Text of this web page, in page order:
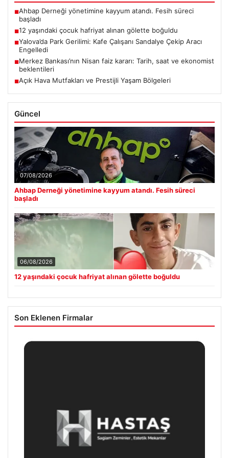
■Ahbap Derneği yönetimine kayyum atandı. Fesih süreci
başladı
■12 yaşındaki çocuk hafriyat alınan gölette boğuldu
■Yalova’da Park Gerilimi: Kafe Çalışanı Sandalye Çekip Aracı
Engelledi
■Merkez Bankası’nın Nisan faiz kararı: Tarih, saat ve ekonomist
beklentileri
■Açık Hava Mutfakları ve Prestijli Yaşam Bölgeleri
Güncel
07/08/2026
Ahbap Derneği yönetimine kayyum atandı. Fesih süreci
başladı
06/08/2026
12 yaşındaki çocuk hafriyat alınan gölette boğuldu
Son Eklenen Firmalar